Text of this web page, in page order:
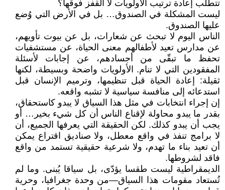
تتطلب إعادة ترتيب الأولويات لا القفز فوقها؟
ليست المشكلة في الصندوق… بل في الأرض التي وُضع
عليها الصندوق.
الناس اليوم لا تبحث عن شعارات، بل عن بيوت تأويهم،
عن مدارس تعيد لأطفالهم معنى الحياة، عن مستشفيات
تحفظ ما تبقّى من أجسادهم، عن إجابات لأسئلة
المفقودين التي لا تنام. الأولويات واضحة وبسيطة، لكنها
ثقيلة: إعادة الحياة قبل تنظيمها، وترميم الإنسان قبل
استدعائه إلى منافسة سياسية لا تشبه واقعه.
إن إجراء انتخابات في مثل هذا السياق لا يبدو كاستحقاق،
بقدر ما يبدو محاولة لإقناع الناس أن كل شيء بخير… أو
يجب أن يبدو كذلك. لكن الحقيقة التي يعرفها الجميع، أن
لا برامج تنفذ في واقع معطل، ولا صناديق اقتراع يمكن
أن تعيد بناء ما تهدم، ولا شرعية حقيقية تستمد من واقع
فاقد لشروطها.
الديمقراطية ليست طقسا يؤدّى، بل سياقا يُبنى. وما لم
تُستعاد مقومات هذا السياق—من وحدة جغرافيا، وحرية